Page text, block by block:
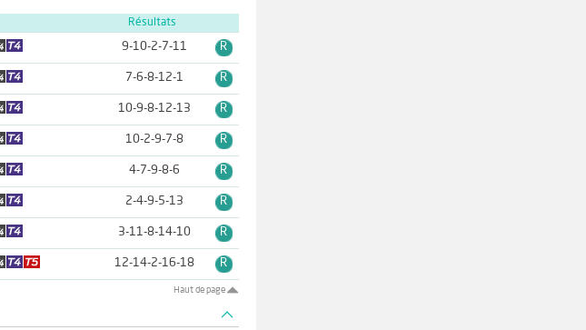
Résultats
9-10-2-7-11 R
7-6-8-12-1 R
10-9-8-12-13 R
10-2-9-7-8 R
4-7-9-8-6 R
2-4-9-5-13 R
3-11-8-14-10 R
12-14-2-16-18 R
Haut de page